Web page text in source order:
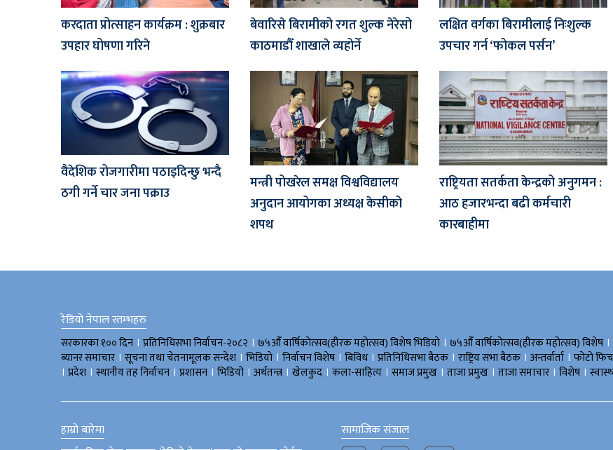
करदाता प्रोत्साहन कार्यक्रम : शुक्रबार
उपहार घोषणा गरिने
बेवारिसे बिरामीको रगत शुल्क नेरेसो
काठमाडौँ शाखाले व्यहोर्ने
लक्षित वर्गका बिरामीलाई निःशुल्क
उपचार गर्न ‘फोकल पर्सन’
वैदेशिक रोजगारीमा पठाइदिन्छु भन्दै
ठगी गर्ने चार जना पक्राउ
मन्त्री पोखरेल समक्ष विश्वविद्यालय
अनुदान आयोगका अध्यक्ष केसीको
शपथ
राष्ट्रियता सतर्कता केन्द्रको अनुगमन :
आठ हजारभन्दा बढी कर्मचारी
कारबाहीमा
रेडियो नेपाल स्तम्भहरु
सरकारका १०० दिन । प्रतिनिधिसभा निर्वाचन-२०८२ । ७५औँ वार्षिकोत्सव(हीरक महोत्सव) विशेष भिडियाे । ७५औँ वार्षिकोत्सव(हीरक महोत्सव) विशेष ।
ब्यानर समाचार । सूचना तथा चेतनामूलक सन्देश । भिडियाे । निर्वाचन विशेष । बिविध। प्रतिनिधिसभा बैठक । राष्ट्रिय सभा बैठक । अन्तर्वार्ता । फोटो
। प्रदेश । स्थानीय तह निर्वाचन । प्रशासन । भिडियो । अर्थतन्त्र । खेलकुद । कला-साहित्य । समाज प्रमुख । ताजा प्रमुख । ताजा समाचार । विशेष ।
हाम्रो बारेमा
सामाजिक संजाल